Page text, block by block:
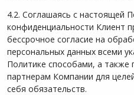
4.2. Соглашаясь с настоящей
конфиденциальности Клиент
бессрочное согласие на
персональных данных всеми
Политике способами, а также
партнерам Компании для
себя обязательств.